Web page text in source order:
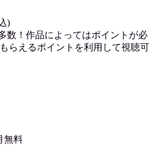
)
！作品によってはポイントが必
らえるポイントを利用して視聴可
無料